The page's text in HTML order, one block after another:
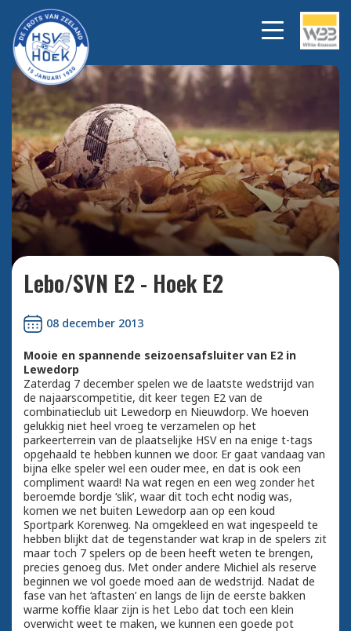
Bekijk alle foto's
Lebo/SVN E2 - Hoek E2
08 december 2013
Mooie en spannende seizoensafsluiter van E2 in
Lewedorp
Zaterdag 7 december spelen we de laatste wedstrijd van
de najaarscompetitie, dit keer tegen E2 van de
combinatieclub uit Lewedorp en Nieuwdorp. We hoeven
gelukkig niet heel vroeg te verzamelen op het
parkeerterrein van de plaatselijke HSV en na enige t-tags
opgehaald te hebben kunnen we door. Er gaat vandaag van
bijna elke speler wel een ouder mee, en dat is ook een
compliment waard! Na wat regen en een weg zonder het
beroemde bordje ‘slik’, waar dit toch echt nodig was,
komen we net buiten Lewedorp aan op een koud
Sportpark Korenweg. Na omgekleed en wat ingespeeld te
hebben blijkt dat de tegenstander wat krap in de spelers zit
maar toch 7 spelers op de been heeft weten te brengen,
precies genoeg dus. Met onder andere Michiel als reserve
beginnen we vol goede moed aan de wedstrijd. Nadat de
fase van het ‘aftasten’ en langs de lijn de eerste bakken
warme koffie klaar zijn is het Lebo dat toch een klein
overwicht weet te maken, we kunnen een goede pot